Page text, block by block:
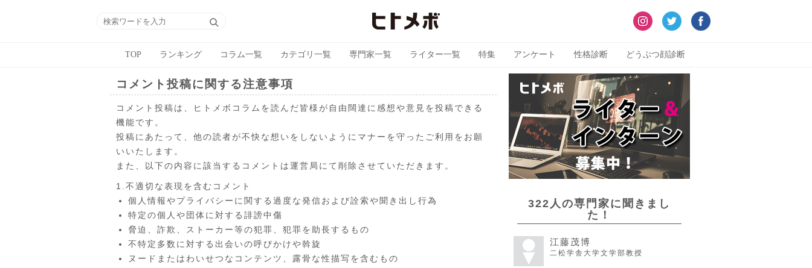
TOP ランキング コラム一覧 カテゴリ一覧 専門家一覧 ライター一覧 特集 アンケート 性格診断 どうぶつ顔診断
コメント投稿に関する注意事項
コメント投稿は、ヒトメボコラムを読んだ皆様が自由闊達に感想や意見を投稿できる
機能です。
投稿にあたって、他の読者が不快な想いをしないようにマナーを守ったご利用をお願
いいたします。
また、以下の内容に該当するコメントは運営局にて削除させていただきます。
1.不適切な表現を含むコメント
個人情報やプライバシーに関する過度な発信および詮索や聞き出し行為
特定の個人や団体に対する誹謗中傷
脅迫、詐欺、ストーカー等の犯罪、犯罪を助長するもの
不特定多数に対する出会いの呼びかけや斡旋
ヌードまたはわいせつなコンテンツ、露骨な性描写を含むもの
322人の専門家に聞きまし
た！
江藤茂博
二松学舎大学文学部教授